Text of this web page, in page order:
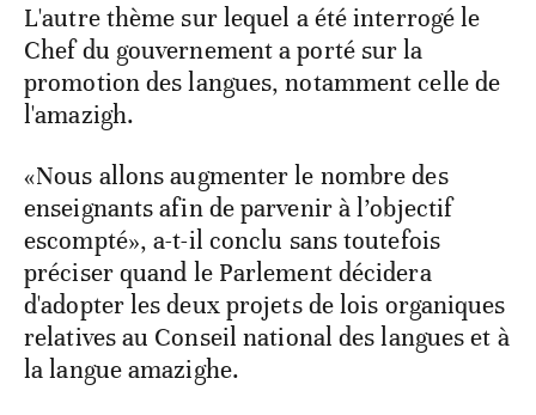
L'autre thème sur lequel a été interrogé le
Chef du gouvernement a porté sur la
promotion des langues, notamment celle de
l'amazigh.
«Nous allons augmenter le nombre des
enseignants afin de parvenir à l’objectif
escompté», a-t-il conclu sans toutefois
préciser quand le Parlement décidera
d'adopter les deux projets de lois organiques
relatives au Conseil national des langues et à
la langue amazighe.